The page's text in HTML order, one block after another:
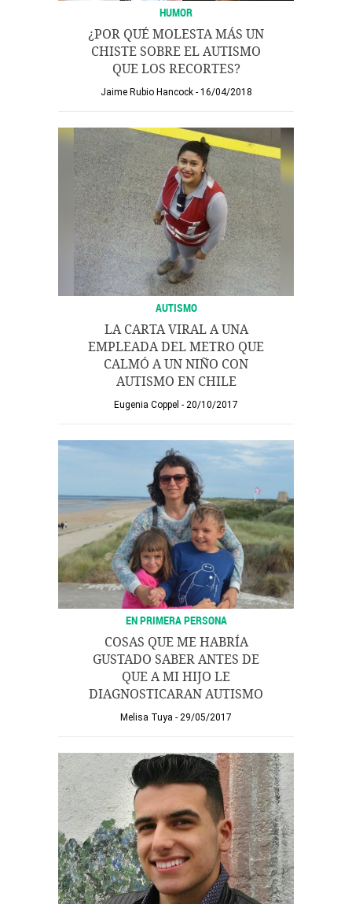
HUMOR
¿POR QUÉ MOLESTA MÁS UN
CHISTE SOBRE EL AUTISMO
QUE LOS RECORTES?
Jaime Rubio Hancock 16/04/2018
AUTISMO
LA CARTA VIRAL A UNA
EMPLEADA DEL METRO QUE
CALMÓ A UN NIÑO CON
AUTISMO EN CHILE
Eugenia Coppel 20/10/2017
EN PRIMERA PERSONA
COSAS QUE ME HABRÍA
GUSTADO SABER ANTES DE
QUE A MI HIJO LE
DIAGNOSTICARAN AUTISMO
Melisa Tuya 29/05/2017